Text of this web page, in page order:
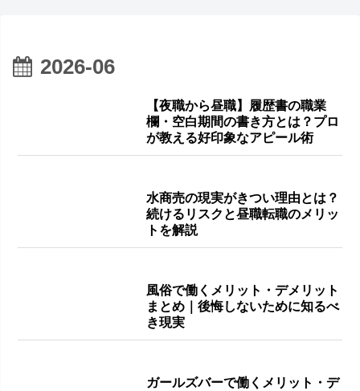
2026-06
【夜職から昼職】履歴書の職業
欄・空白期間の書き方とは？プロ
が教える好印象なアピール術
水商売の現実がきつい理由とは？
続けるリスクと昼職転職のメリッ
トを解説
風俗で働くメリット・デメリット
まとめ｜後悔しないために知るべ
き現実
ガールズバーで働くメリット・デ